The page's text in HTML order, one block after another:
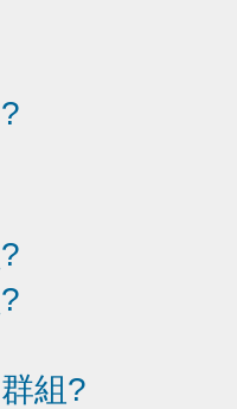
組?